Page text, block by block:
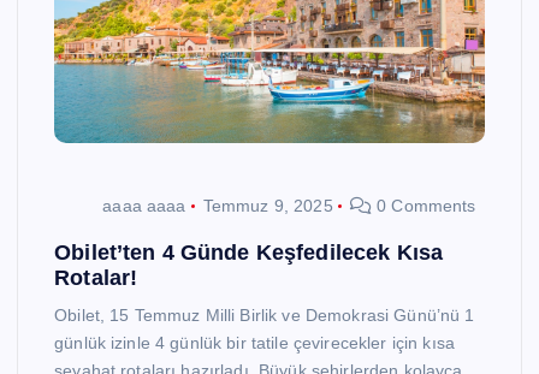
aaaa aaaa Temmuz 9, 2025 0 Comments
Obilet’ten 4 Günde Keşfedilecek Kısa
Rotalar!
Obilet, 15 Temmuz Milli Birlik ve Demokrasi Günü’nü 1
günlük izinle 4 günlük bir tatile çevirecekler için kısa